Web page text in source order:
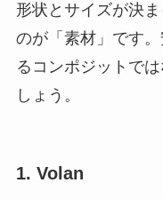
形状とサイズが決
のが「素材」です
るコンポジットで
しょう。
1. Volan